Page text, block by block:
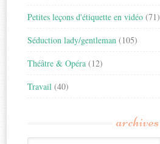
Petites leçons d'étiquette en vidéo (71)
Séduction lady/gentleman (105)
Théâtre & Opéra (12)
Travail (40)
archives